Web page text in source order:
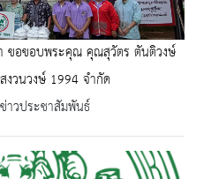
ขอขอบพระคุณ คุณสุวัตร ตันติวงษ์
วนวงษ์ 1994 จำกัด
วประชาสัมพันธ์